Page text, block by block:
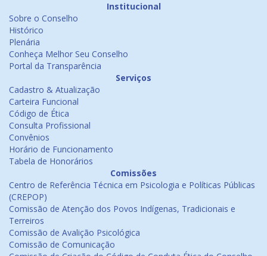
Institucional
Sobre o Conselho
Histórico
Plenária
Conheça Melhor Seu Conselho
Portal da Transparência
Serviços
Cadastro & Atualização
Carteira Funcional
Código de Ética
Consulta Profissional
Convênios
Horário de Funcionamento
Tabela de Honorários
Comissões
Centro de Referência Técnica em Psicologia e Políticas Públicas
(CREPOP)
Comissão de Atenção dos Povos Indígenas, Tradicionais e
Terreiros
Comissão de Avalição Psicológica
Comissão de Comunicação